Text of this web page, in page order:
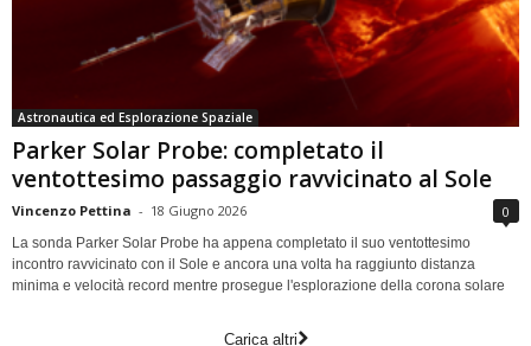
Astronautica ed Esplorazione Spaziale
Parker Solar Probe: completato il
ventottesimo passaggio ravvicinato al Sole
Vincenzo Pettina - 18 Giugno 2026 0
La sonda Parker Solar Probe ha appena completato il suo ventottesimo
incontro ravvicinato con il Sole e ancora una volta ha raggiunto distanza
minima e velocità record mentre prosegue l'esplorazione della corona solare
Carica altri